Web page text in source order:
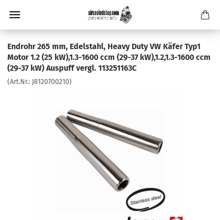
Endrohr 265 mm, Edelstahl, Heavy Duty VW Käfer Typ1
Motor 1.2 (25 kW),1.3-1600 ccm (29-37 kW),1.2,1.3-1600 ccm
(29-37 kW) Auspuff vergl. 113251163C
(Art.Nr.: J8120700210)